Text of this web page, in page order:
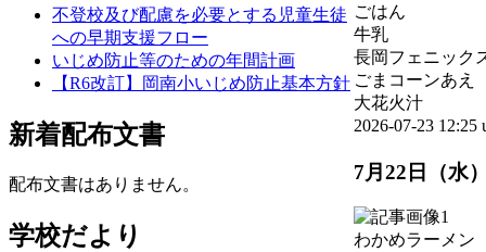
不登校及び配慮を必要とする児童生徒
への早期支援フロー
いじめ防止等のための年間計画
【R6改訂】岡南小いじめ防止基本方針
新着配布文書
配布文書はありません。
学校だより
ごはん
牛乳
長岡フェニック
ごまコーンあ
大花火汁
2026-07-23
7月22日（水
わかめラーメン